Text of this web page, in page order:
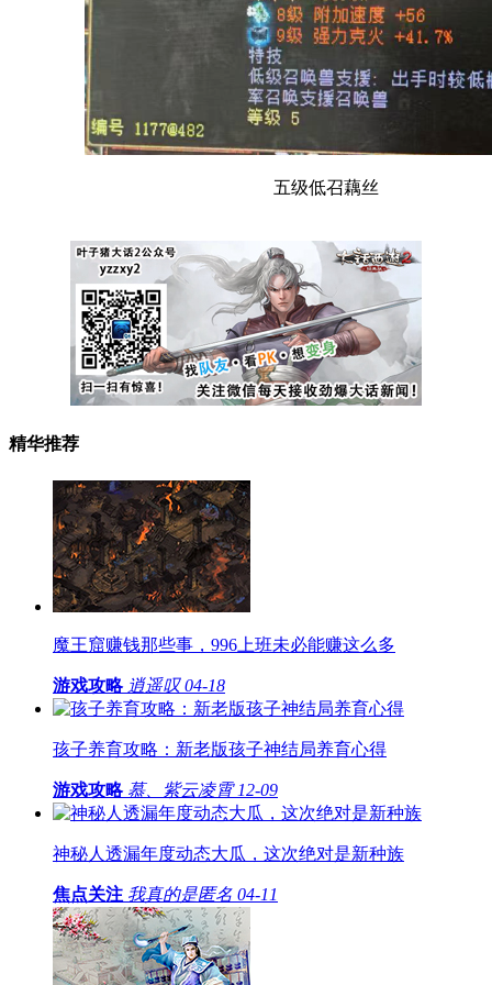
五级低召藕丝
精华推荐
魔王窟赚钱那些事，996上班未必能赚这么多
游戏攻略 逍遥叹 04-18
孩子养育攻略：新老版孩子神结局养育心得
游戏攻略 慕、紫云凌霄 12-09
神秘人透漏年度动态大瓜，这次绝对是新种族
焦点关注 我真的是匿名 04-11